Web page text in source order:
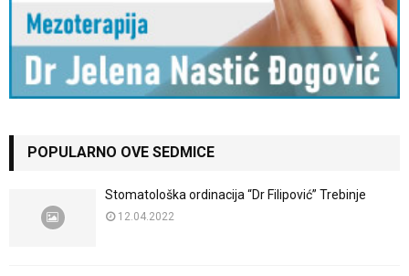
POPULARNO OVE SEDMICE
Stomatološka ordinacija “Dr Filipović” Trebinje
12.04.2022